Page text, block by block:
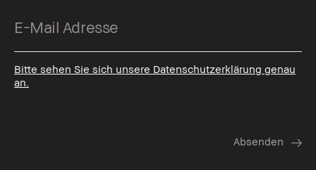
Bitte sehen Sie sich unsere Datenschutzerklärung genau
an.